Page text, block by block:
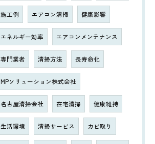
施工例 エアコン清掃 健康影響
エネルギー効率 エアコンメンテナンス
専門業者 清掃方法 長寿命化
MPソリューション株式会社
名古屋清掃会社 在宅清掃 健康維持
生活環境 清掃サービス カビ取り